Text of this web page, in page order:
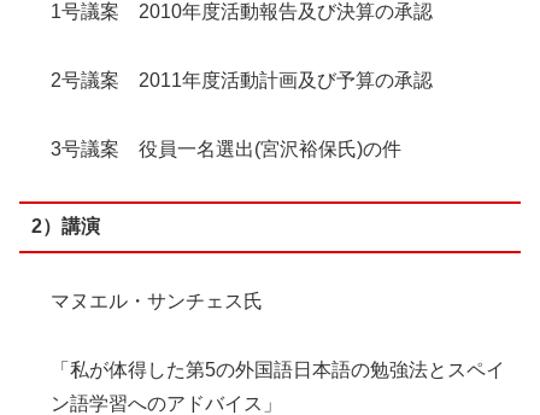
1号議案 2010年度活動報告及び決算の承認
2号議案 2011年度活動計画及び予算の承認
3号議案 役員一名選出(宮沢裕保氏)の件
2）講演
マヌエル・サンチェス氏
「私が体得した第5の外国語日本語の勉強法とスペイ
ン語学習へのアドバイス」